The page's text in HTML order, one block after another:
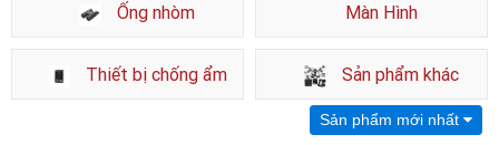
Ống nhòm Màn Hình
Thiết bị chống ẩm Sản phẩm khác
Sản phẩm mới nhất